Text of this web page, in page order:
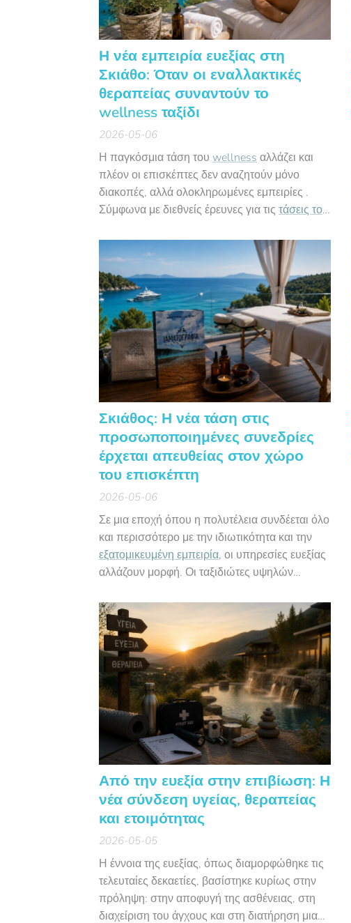
Η νέα εμπειρία ευεξίας στη
Σκιάθο: Όταν οι εναλλακτικές
θεραπείας συναντούν το
wellness ταξίδι
2026-05-06
Η παγκόσμια τάση του wellness αλλάζει και
πλέον οι επισκέπτες δεν αναζητούν μόνο
διακοπές, αλλά ολοκληρωμένες εμπειρίες .
Σύμφωνα με διεθνείς έρευνες για τις τάσεις του
επιλέγουν προορισμούς που προσφέρουν
χαλάρωση, αποφόρτιση από την ψηφιακή
καθημερινότητα και αυθεντικές θεραπευτικές
εμπειρίες.
Σκιάθος: Η νέα τάση στις
προσωποποιημένες συνεδρίες
έρχεται απευθείας στον χώρο
του επισκέπτη
2026-05-06
Σε μια εποχή όπου η πολυτέλεια συνδέεται όλο
και περισσότερο με την ιδιωτικότητα και την
εξατομικευμένη εμπειρία, οι υπηρεσίες ευεξίας
αλλάζουν μορφή. Οι ταξιδιώτες υψηλών
όμορφο ξενοδοχείο ή μια εντυπωσιακή
παραλία· αναζητούν εμπειρίες που
προσαρμόζονται απόλυτα στις προσωπικές
τους ανάγκες, μακριά από...
Από την ευεξία στην επιβίωση: Η
νέα σύνδεση υγείας, θεραπείας
και ετοιμότητας
2026-05-05
Η έννοια της ευεξίας, όπως διαμορφώθηκε τις
τελευταίες δεκαετίες, βασίστηκε κυρίως στην
πρόληψη: στην αποφυγή της ασθένειας, στη
διαχείριση του άγχους και στη διατήρηση μιας